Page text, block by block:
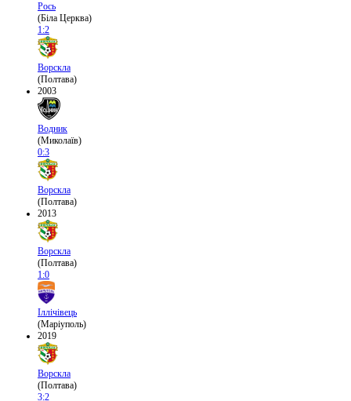
Рось
(Біла Церква)
1:2
Ворскла
(Полтава)
2003
Водник
(Миколаїв)
0:3
Ворскла
(Полтава)
2013
Ворскла
(Полтава)
1:0
Іллічівець
(Маріуполь)
2019
Ворскла
(Полтава)
3:2